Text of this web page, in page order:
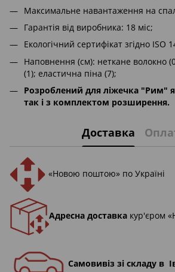
Максимальне навантаження на
Гарантія від виробника: 18 міс;
Екологічний сертифікат згідно ISO
Наповнення (см): неткане волокно
(1); еластична піна (7);
Розроблений для ліжечка "Рим"
так і з комплектом розширення.
Доставка
«Новою поштою» по Україні
Адресна доставка кур'єром
Самовивіз зі складу в